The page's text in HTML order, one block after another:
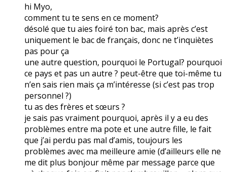
hi Myo,
comment tu te sens en ce moment?
désolé que tu aies foiré ton bac, mais après c’est
uniquement le bac de français, donc ne t’inquiètes
pas pour ça
une autre question, pourquoi le Portugal? pourquoi
ce pays et pas un autre ? peut-être que toi-même tu
n’en sais rien mais ça m’intéresse (si c’est pas trop
personnel ?)
tu as des frères et sœurs ?
je sais pas vraiment pourquoi, après il y a eu des
problèmes entre ma pote et une autre fille, le fait
que j’ai perdu pas mal d’amis, toujours les
problèmes avec ma meilleure amie (d’ailleurs elle ne
me dit plus bonjour même par message parce que